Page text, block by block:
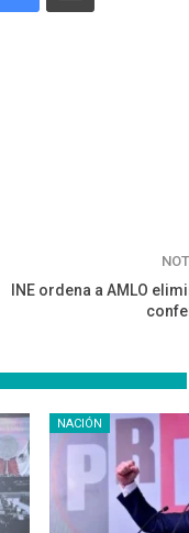
INE ordena a AMLO
NACIÓN